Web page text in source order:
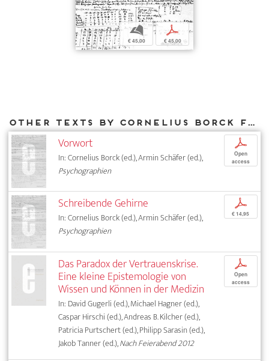
b
€ 45,00
p
€ 45,00
Other texts by Cornelius Borck for DIAPHANES
Vorwort
In: Cornelius Borck (ed.), Armin Schäfer (ed.),
Psychographien
p
Open
access
Schreibende Gehirne
In: Cornelius Borck (ed.), Armin Schäfer (ed.),
Psychographien
p
€ 14,95
Das Paradox der Vertrauenskrise.
Eine kleine Epistemologie von
Wissen und Können in der Medizin
In: David Gugerli (ed.), Michael Hagner (ed.),
Caspar Hirschi (ed.), Andreas B. Kilcher (ed.),
Patricia Purtschert (ed.), Philipp Sarasin (ed.),
Jakob Tanner (ed.),Nach Feierabend 2012
p
Open
access